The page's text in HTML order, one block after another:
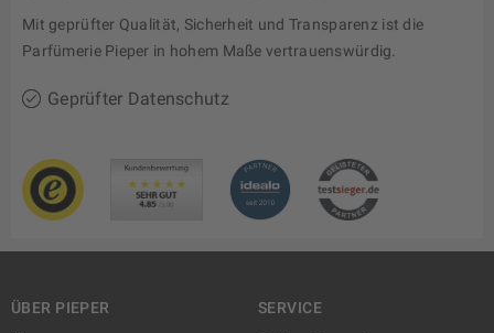
Mit geprüfter Qualität, Sicherheit und Transparenz ist die
Parfümerie Pieper in hohem Maße vertrauenswürdig.
Geprüfter Datenschutz
ÜBER PIEPER
SERVICE